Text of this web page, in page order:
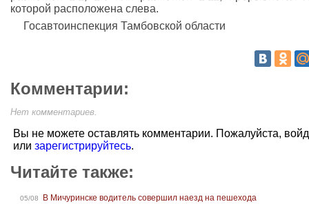
которой расположена слева.
Госавтоинспекция Тамбовской области
Комментарии:
Нет комментариев.
Вы не можете оставлять комментарии. Пожалуйста,
или зарегистрируйтесь.
Читайте также:
05/08 В Мичуринске водитель совершил наезд на пешехода